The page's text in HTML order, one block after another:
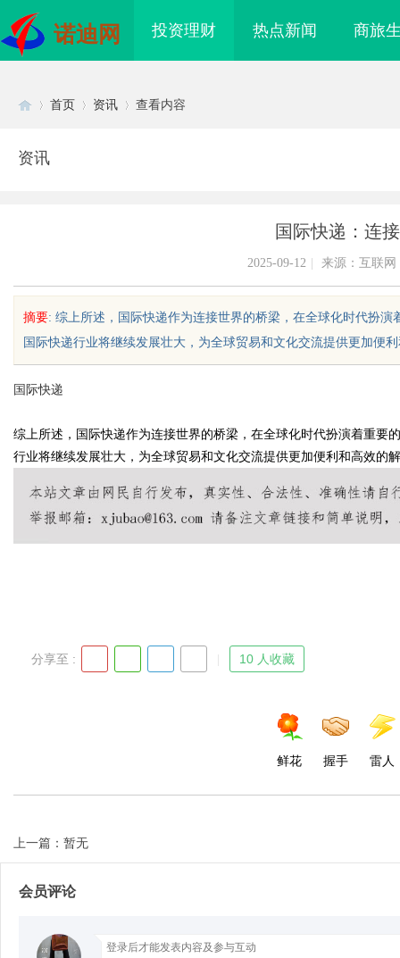
诺迪网 投资理财 热点新闻 商旅
Bo
首页 资讯 查看内容
资讯
国际快递：连
2025-09-12 来源：互联网
摘要: 综上所述，国际快递作为连接世界的桥梁，在全球化时代扮
国际快递行业将继续发展壮大，为全球贸易和文化交流提供更加便
国际快递
综上所述，国际快递作为连接世界的桥梁，在全球化时代扮演着重要
行业将继续发展壮大，为全球贸易和文化交流提供更加便利和高效的
分享至 : 10 人收藏
鲜花 握手 雷人
上一篇：暂无
会员评论
新育人引领未来科